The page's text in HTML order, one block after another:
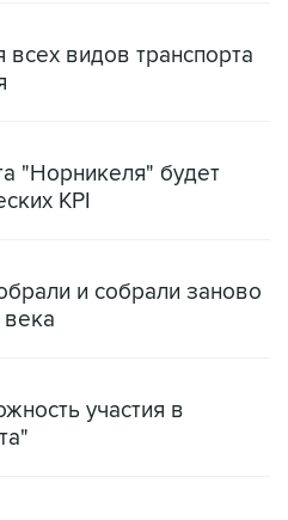
видов транспорта
"Норникеля" будет
KPI
и собрали заново
участия в